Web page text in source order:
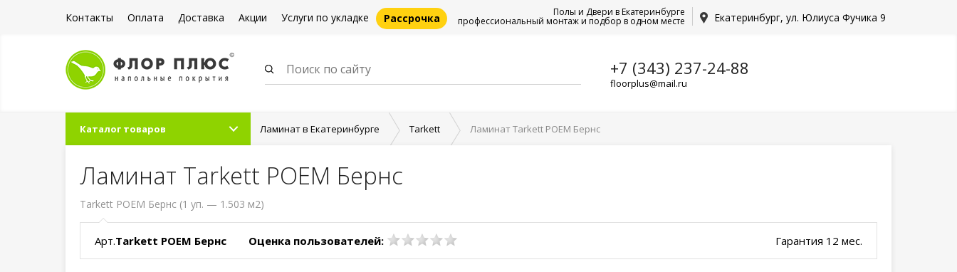
Контакты Оплата Доставка Акции Услуги по укладке Рассрочка Екатеринбург, ул. Юлиуса Фучика 9
Полы и Двери в Екатеринбурге
профессиональный монтаж и подбор в одном месте
+7 (343) 237-24-88
floorplus@mail.ru
Каталог товаров Ламинат в Екатеринбурге Tarkett Ламинат Tarkett POEM Бернс
Ламинат Tarkett POEM Бернс
Tarkett POEM Бернс (1 уп. — 1.503 м2)
Арт.Tarkett POEM Бернс Оценка пользователей: Гарантия 12 мес.